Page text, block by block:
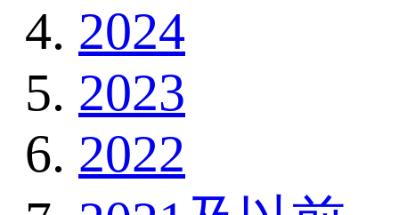
2024
2023
2022